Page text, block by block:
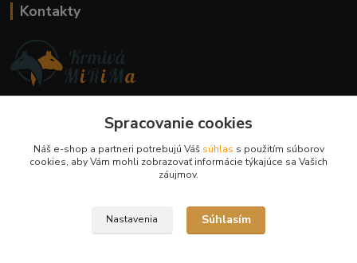
Kontakty
+421 944 394 715
info@krmivamirima.sk
Spracovanie cookies
Náš e-shop a partneri potrebujú Váš súhlas s použitím súborov
cookies, aby Vám mohli zobrazovať informácie týkajúce sa Vašich
záujmov.
Nastavenia Súhlasím